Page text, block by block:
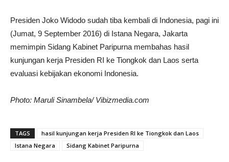
Presiden Joko Widodo sudah tiba kembali di Indonesia, pagi ini
(Jumat, 9 September 2016) di Istana Negara, Jakarta
memimpin Sidang Kabinet Paripurna membahas hasil
kunjungan kerja Presiden RI ke Tiongkok dan Laos serta
evaluasi kebijakan ekonomi Indonesia.
Photo: Maruli Sinambela/ Vibizmedia.com
TAGS
hasil kunjungan kerja Presiden RI ke Tiongkok dan Laos
Istana Negara
Sidang Kabinet Paripurna